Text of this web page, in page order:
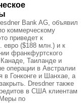
Bank AG, объявил
коммерческому
приведет к
евро ($188 млн.) и к
франкфуртского
Таиланде и
операции в Австралии
в Гонконге и Шанхае, а
Dresdner также
в США клиентам
по